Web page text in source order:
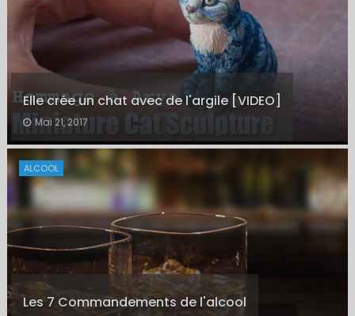
Elle crée un chat avec de l'argile [VIDEO]
Mai 21, 2017
ALCOOL
Les 7 Commandements de l'alcool